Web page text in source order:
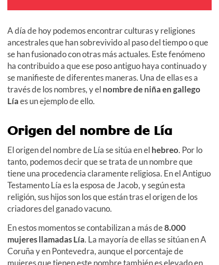
A día de hoy podemos encontrar culturas y religiones
ancestrales que han sobrevivido al paso del tiempo o que
se han fusionado con otras más actuales. Este fenómeno
ha contribuido a que ese poso antiguo haya continuado y
se manifieste de diferentes maneras. Una de ellas es a
través de los nombres, y el nombre de niña en gallego
Líaes un ejemplo de ello.
Origen del nombre de Lía
El origen del nombre de Lía se sitúa en el hebreo. Por lo
tanto, podemos decir que se trata de un nombre que
tiene una procedencia claramente religiosa. En el Antiguo
Testamento Lía es la esposa de Jacob, y según esta
religión, sus hijos son los que están tras el origen de los
criadores del ganado vacuno.
En estos momentos se contabilizan a más de8.000
mujeres llamadas Lía. La mayoría de ellas se sitúan en A
Coruña y en Pontevedra, aunque el porcentaje de
mujeres que tienen este nombre también es elevado en